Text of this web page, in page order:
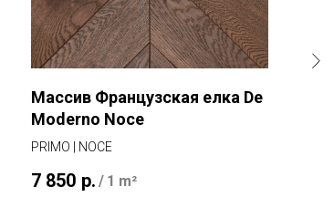
Массив Французская елка De
Moderno Noce
PRIMO | NOCE
7 850 р. / 1 m²